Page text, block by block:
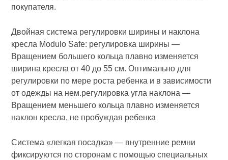
покупателя.
Двойная система регулировки ширины и наклона
кресла Modulo Safe: регулировка ширины —
Вращением большего кольца плавно изменяется
ширина кресла от 40 до 55 см. Оптимально для
регулировки по мере роста ребенка и в зависимости
от одежды на нем.регулировка угла наклона —
Вращением меньшего кольца плавно изменяется
наклон кресла, не пробуждая ребенка
Система «легкая посадка» — внутренние ремни
фиксируются по сторонам с помощью специальных